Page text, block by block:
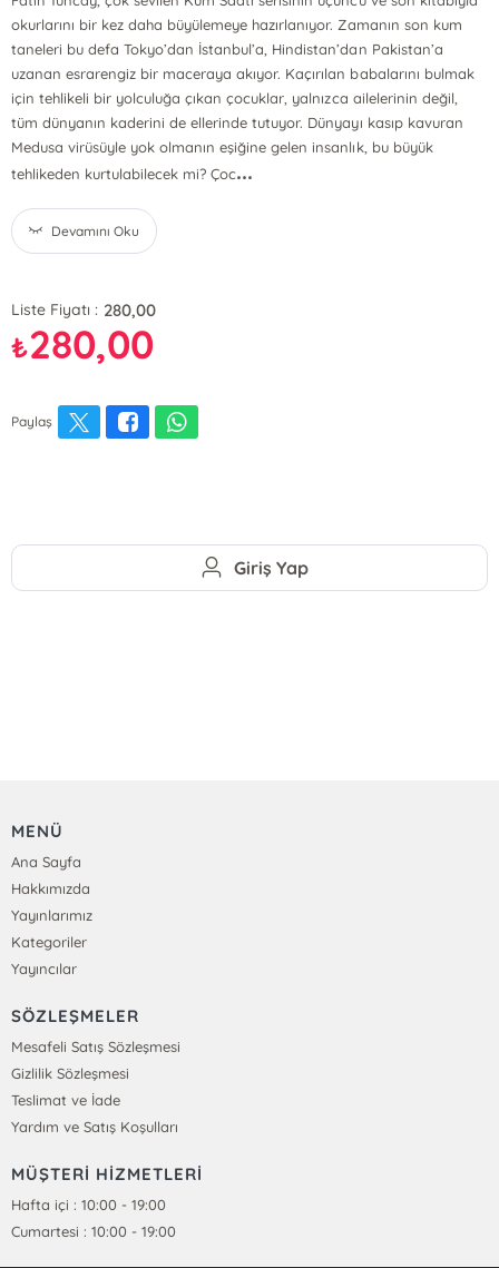
okurlarını bir kez daha büyülemeye hazırlanıyor. Zamanın son kum
taneleri bu defa Tokyo’dan İstanbul’a, Hindistan’dan Pakistan’a
uzanan esrarengiz bir maceraya akıyor. Kaçırılan babalarını bulmak
için tehlikeli bir yolculuğa çıkan çocuklar, yalnızca ailelerinin değil,
tüm dünyanın kaderini de ellerinde tutuyor. Dünyayı kasıp kavuran
Medusa virüsüyle yok olmanın eşiğine gelen insanlık, bu büyük
tehlikeden kurtulabilecek mi? Çoc...
Devamını Oku
Liste Fiyatı : 280,00
₺280,00
Paylaş
Giriş Yap
MENÜ
Ana Sayfa
Hakkımızda
Yayınlarımız
Kategoriler
Yayıncılar
SÖZLEŞMELER
Mesafeli Satış Sözleşmesi
Gizlilik Sözleşmesi
Teslimat ve İade
Yardım ve Satış Koşulları
MÜŞTERİ HİZMETLERİ
Hafta içi : 10:00 - 19:00
Cumartesi : 10:00 - 19:00